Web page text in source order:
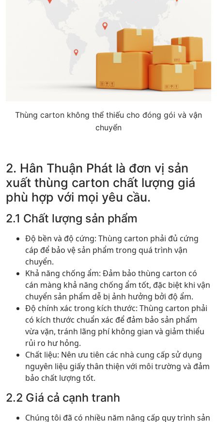
Thùng carton không thể thiếu cho đóng gói và vận
chuyển
2. Hân Thuận Phát là đơn vị sản
xuất thùng carton chất lượng giá
phù hợp với mọi yêu cầu.
2.1 Chất lượng sản phẩm
Độ bền và độ cứng: Thùng carton phải đủ cứng
cáp để bảo vệ sản phẩm trong quá trình vận
chuyển.
Khả năng chống ẩm: Đảm bảo thùng carton có
cán màng khả năng chống ẩm tốt, đặc biệt khi vận
chuyển sản phẩm dễ bị ảnh hưởng bởi độ ẩm.
Độ chính xác trong kích thước: Thùng carton phải
có kích thước chuẩn xác để đảm bảo sản phẩm
vừa vặn, tránh lãng phí không gian và giảm thiểu
rủi ro hư hỏng.
Chất liệu: Nên ưu tiên các nhà cung cấp sử dụng
nguyên liệu giấy thân thiện với môi trường và đảm
bảo chất lượng tốt.
2.2 Giá cả cạnh tranh
Chúng tôi đã có nhiều năm nâng cấp quy trình sản